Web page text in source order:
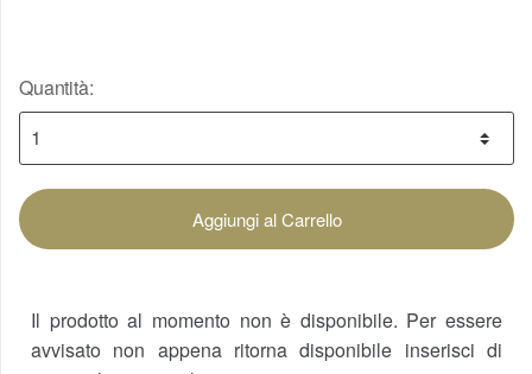
Quantità:
Aggiungi al Carrello
Il prodotto al momento non è disponibile. Per essere
avvisato non appena ritorna disponibile inserisci di